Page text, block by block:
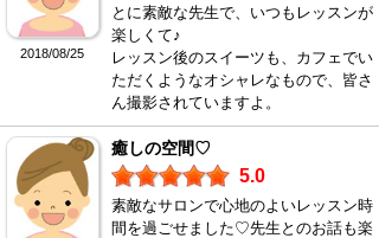
2018/08/25
とに素敵な先生で、いつもレッスンが
楽しくて♪
レッスン後のスイーツも、カフェでい
ただくようなオシャレなもので、皆さ
ん撮影されていますよ。
癒しの空間♡
5.0
素敵なサロンで心地のよいレッスン時
間を過ごせました♡先生とのお話も楽